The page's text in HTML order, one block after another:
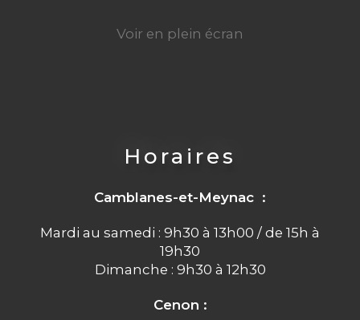
Voir en plein écran
Horaires
Camblanes-et-Meynac :
Mardi au samedi : 9h30 à 13h00 / de 15h à
19h30
Dimanche : 9h30 à 12h30
Cenon :